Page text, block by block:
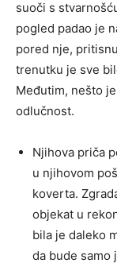
suoči s
pogled padao je
pored nje,
trenutku je sve
Međutim, nešto
odlučnost.
Njihova priča
u njihovom
koverta.
objekat u
bila je daleko
da bude samo